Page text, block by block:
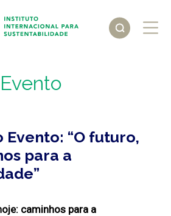
Evento: “O futuro,
para a
caminhos para a